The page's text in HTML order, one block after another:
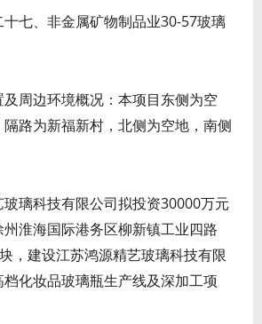
七、非金属矿物制品业30-57玻璃
周边环境概况：本项目东侧为空
路为新福新村，北侧为空地，南侧
璃科技有限公司拟投资30000万元
淮海国际港务区柳新镇工业四路
，建设江苏鸿源精艺玻璃科技有限
化妆品玻璃瓶生产线及深加工项